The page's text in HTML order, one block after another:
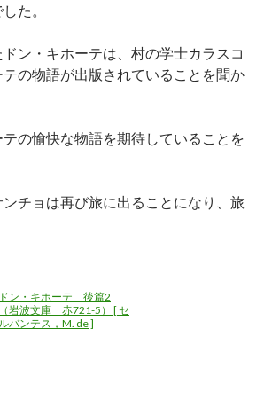
た。
ン・キホーテは、村の学士カラスコ
の物語が出版されていることを聞か
の愉快な物語を期待していることを
ンチョは再び旅に出ることになり、旅
ドン・キホーテ 後篇2
（岩波文庫 赤721-5） [ セ
ルバンテス，M. de ]